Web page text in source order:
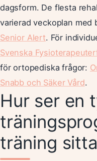
dagsform. De flesta
varierad veckoplan
Senior Alert. För
Svenska
för ortopediska frågor:
Snabb och Säker Vård.
Hur ser en
träning